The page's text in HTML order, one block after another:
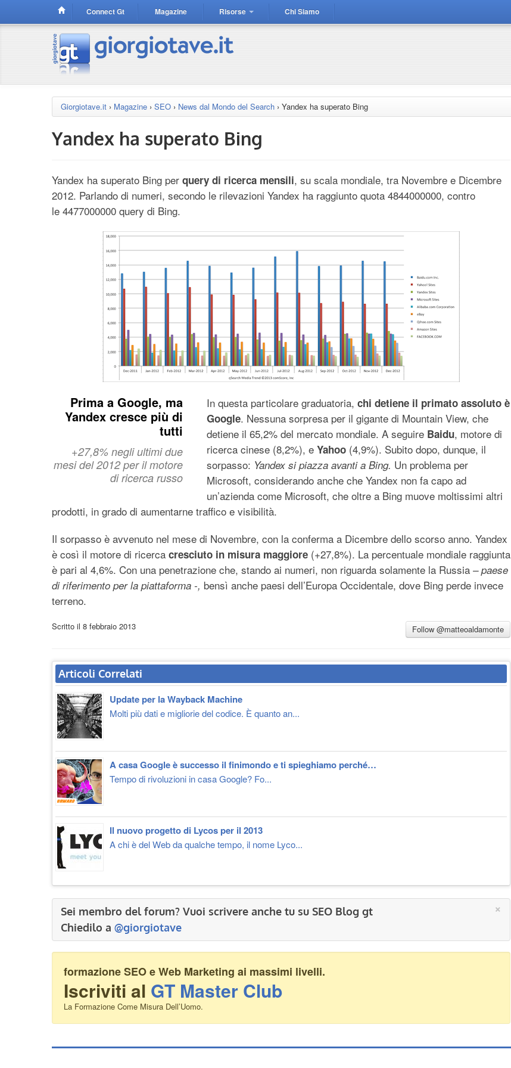
Connect Gt Magazine Risorse Chi Siamo
Giorgiotave.it › Magazine › SEO › News dal Mondo del Search › Yandex ha superato Bing
Yandex ha superato Bing
Yandex ha superato Bing per query di ricerca mensili, su scala mondiale, tra Novembre e Dicembre
2012. Parlando di numeri, secondo le rilevazioni Yandex ha raggiunto quota 4844000000, contro
le 4477000000 query di Bing.
Prima a Google, ma
Yandex cresce più di
tutti
+27,8% negli ultimi due
mesi del 2012 per il motore
di ricerca russo
In questa particolare graduatoria, chi detiene il primato assoluto è
Google. Nessuna sorpresa per il gigante di Mountain View, che
detiene il 65,2% del mercato mondiale. A seguire Baidu, motore di
ricerca cinese (8,2%), e Yahoo (4,9%). Subito dopo, dunque, il
sorpasso: Yandex si piazza avanti a Bing. Un problema per
Microsoft, considerando anche che Yandex non fa capo ad
un’azienda come Microsoft, che oltre a Bing muove moltissimi altri
prodotti, in grado di aumentarne traffico e visibilità.
Il sorpasso è avvenuto nel mese di Novembre, con la conferma a Dicembre dello scorso anno. Yandex
è così il motore di ricerca cresciuto in misura maggiore (+27,8%). La percentuale mondiale raggiunta
è pari al 4,6%. Con una penetrazione che, stando ai numeri, non riguarda solamente la Russia – paese
di riferimento per la piattaforma -, bensì anche paesi dell’Europa Occidentale, dove Bing perde invece
terreno.
Scritto il 8 febbraio 2013 Follow @matteoaldamonte
Articoli Correlati
Update per la Wayback Machine
Molti più dati e migliorie del codice. È quanto an...
A casa Google è successo il finimondo e ti spieghiamo perché…
Tempo di rivoluzioni in casa Google? Fo...
Il nuovo progetto di Lycos per il 2013
A chi è del Web da qualche tempo, il nome Lyco...
×
Sei membro del forum? Vuoi scrivere anche tu su SEO Blog gt
Chiedilo a @giorgiotave
formazione SEO e Web Marketing ai massimi livelli.
Iscriviti al GT Master Club
La Formazione Come Misura Dell’Uomo.